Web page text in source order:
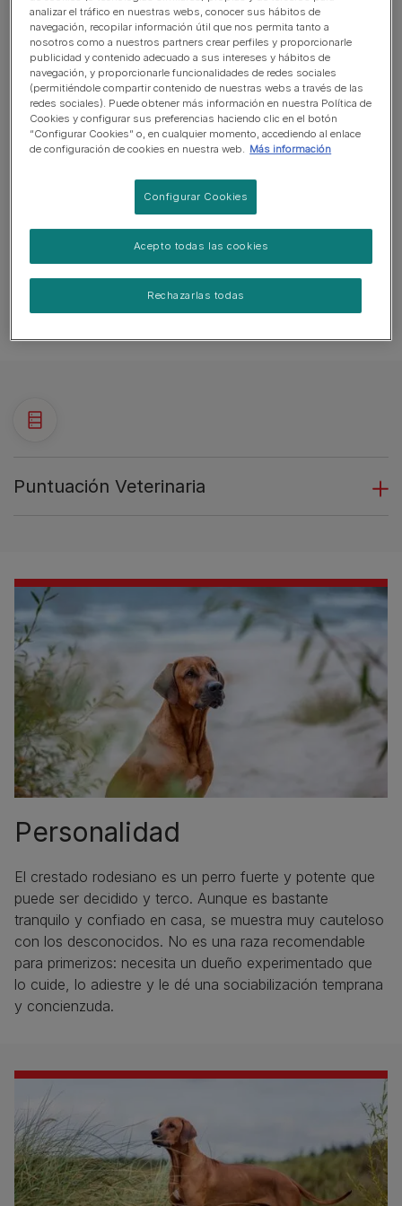
Perro tranquilo
Perro guardián. Ladra, está alerta y tiene aspecto
protector
Puede necesitar entrenamiento para vivir con otras
mascotas
Puede necesitar supervisión adicional para convivir con
CONDICIONES GENERALES DE SALUD
DE ESTA RAZA
Puntuación Veterinaria
Personalidad
El crestado rodesiano es un perro fuerte y potente que
puede ser decidido y terco. Aunque es bastante
tranquilo y confiado en casa, se muestra muy cauteloso
con los desconocidos. No es una raza recomendable
para primerizos: necesita un dueño experimentado que
lo cuide, lo adiestre y le dé una sociabilización temprana
y concienzuda.
analizar el tráfico en nuestras webs, conocer sus hábitos de
navegación, recopilar información útil que nos permita tanto a
nosotros como a nuestros partners crear perfiles y proporcionarle
publicidad y contenido adecuado a sus intereses y hábitos de
navegación, y proporcionarle funcionalidades de redes sociales
(permitiéndole compartir contenido de nuestras webs a través de las
redes sociales). Puede obtener más información en nuestra Política de
Cookies y configurar sus preferencias haciendo clic en el botón
“Configurar Cookies” o, en cualquier momento, accediendo al enlace
de configuración de cookies en nuestra web.
Más información
Configurar Cookies
Rechazarlas todas
Acepto todas las cookies